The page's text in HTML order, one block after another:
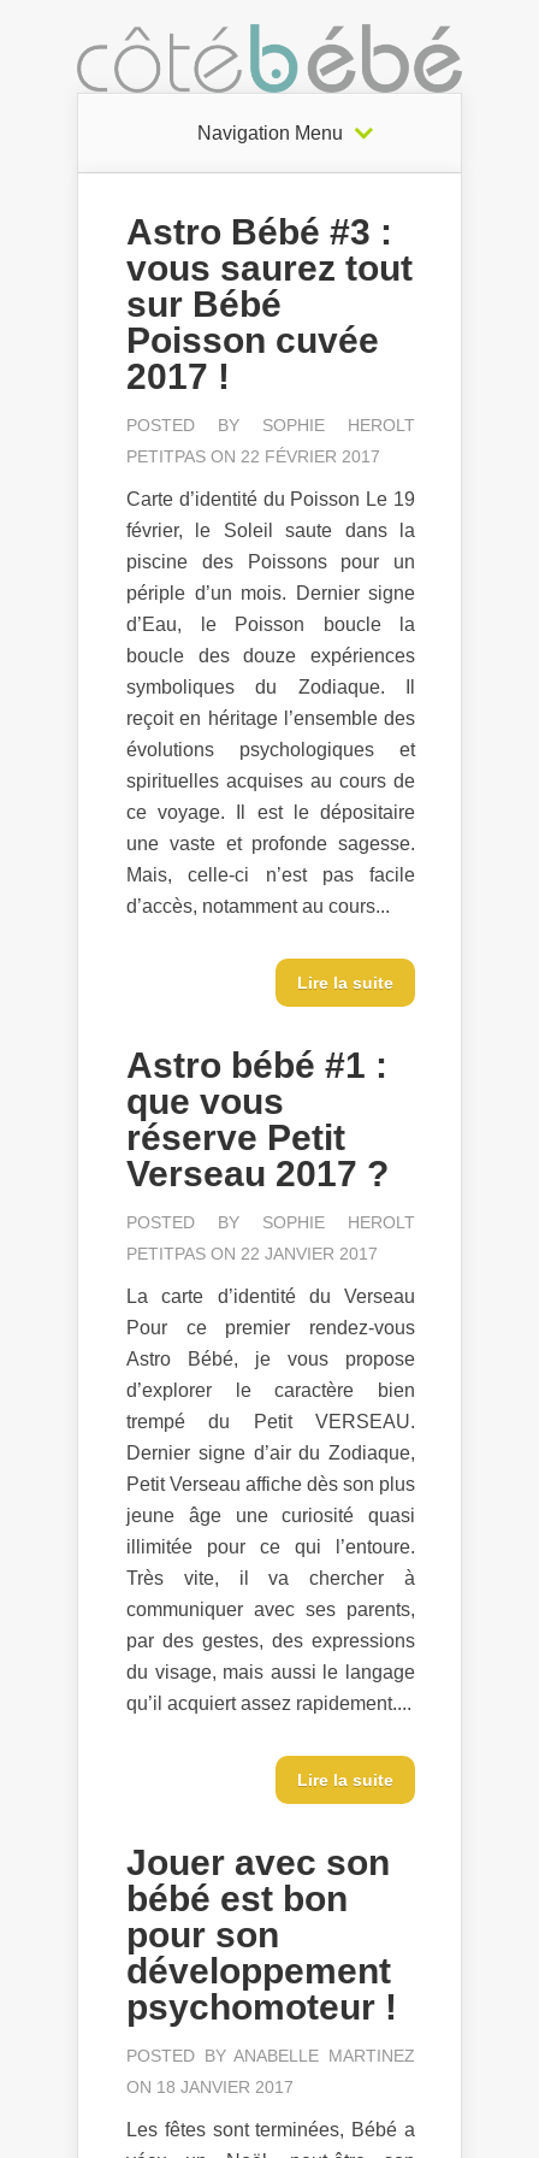
Navigation Menu
Astro Bébé #3 :
vous saurez tout
sur Bébé
Poisson cuvée
2017 !
POSTED BY SOPHIE HEROLT
PETITPAS ON 22 FÉVRIER 2017
Carte d’identité du Poisson Le 19
février, le Soleil saute dans la
piscine des Poissons pour un
périple d’un mois. Dernier signe
d’Eau, le Poisson boucle la
boucle des douze expériences
symboliques du Zodiaque. Il
reçoit en héritage l’ensemble des
évolutions psychologiques et
spirituelles acquises au cours de
ce voyage. Il est le dépositaire
une vaste et profonde sagesse.
Mais, celle-ci n’est pas facile
d’accès, notamment au cours...
Lire la suite
Astro bébé #1 :
que vous
réserve Petit
Verseau 2017 ?
POSTED BY SOPHIE HEROLT
PETITPAS ON 22 JANVIER 2017
La carte d’identité du Verseau
Pour ce premier rendez-vous
Astro Bébé, je vous propose
d’explorer le caractère bien
trempé du Petit VERSEAU.
Dernier signe d’air du Zodiaque,
Petit Verseau affiche dès son plus
jeune âge une curiosité quasi
illimitée pour ce qui l’entoure.
Très vite, il va chercher à
communiquer avec ses parents,
par des gestes, des expressions
du visage, mais aussi le langage
qu’il acquiert assez rapidement....
Lire la suite
Jouer avec son
bébé est bon
pour son
développement
psychomoteur !
POSTED BYANABELLE MARTINEZ
ON 18 JANVIER 2017
Les fêtes sont terminées, Bébé a